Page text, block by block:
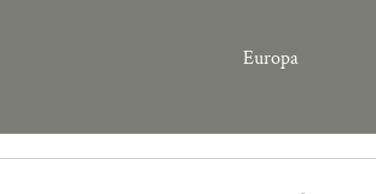
Europa